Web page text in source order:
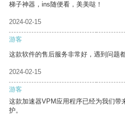
梯子神器，ins随便看，美美哒！
2024-02-15
游客
这款软件的售后服务非常好，遇到问题
2024-02-15
游客
这款加速器VPM应用程序已经为我们带
护。